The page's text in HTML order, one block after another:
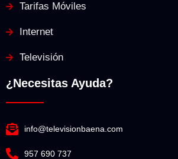
Tarifas Móviles
Internet
Televisión
¿Necesitas Ayuda?
info@televisionbaena.com
957 690 737